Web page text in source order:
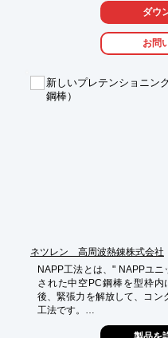
【活用シーン】
・沿岸部のトンネル
・積雪地域のトンネル
【導入の効果】
・アンカーボルトの腐食進行
ダウ
お問
新しいプレテンショニ
鋼棒）
ネツレン 高周波熱錬株式会社
NAPP工法とは、" NAPPユ
された中空PC鋼棒を型枠
後、緊張力を解放して、コン
工法です。
緊張力は厳しく管理された弊